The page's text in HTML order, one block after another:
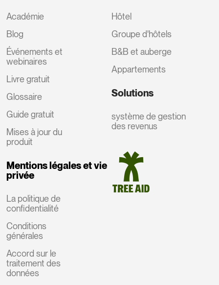
Académie
Blog
Événements et
webinaires
Livre gratuit
Glossaire
Guide gratuit
Mises à jour du
produit
Mentions légales et vie
privée
La politique de
confidentialité
Conditions
générales
Accord sur le
traitement des
données
Hôtel
Groupe d'hôtels
B&B et auberge
Appartements
Solutions
système de gestion
des revenus